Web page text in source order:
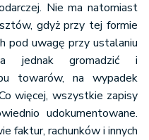
Nie ma natomiast
gdyż przy tej formie
pod uwagę przy ustalaniu
jednak gromadzić i
towarów, na wypadek
więcej, wszystkie zapisy
udokumentowane.
faktur, rachunków i innych